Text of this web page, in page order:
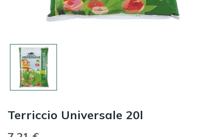
Terriccio Universale 20l